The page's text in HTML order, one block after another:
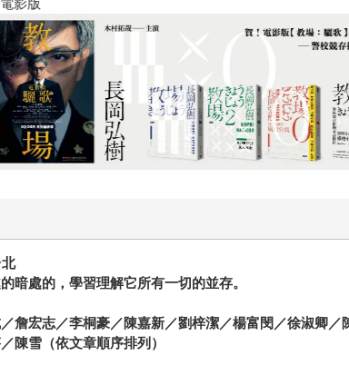
暗處的，學習理解它所有一切的並存。
詹宏志／李桐豪／陳嘉新／劉梓潔／楊富閔／徐淑卿
陳雪（依文章順序排列）